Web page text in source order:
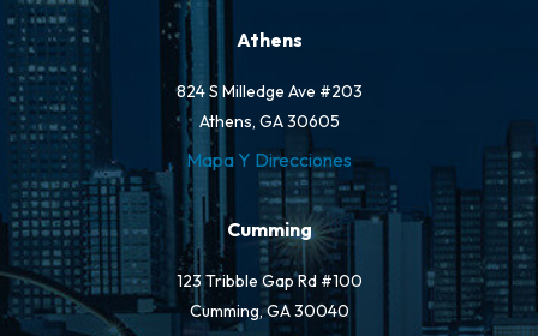
Athens
824 S Milledge Ave #203
Athens, GA 30605
Mapa Y Direcciones
Cumming
123 Tribble Gap Rd #100
Cumming, GA 30040